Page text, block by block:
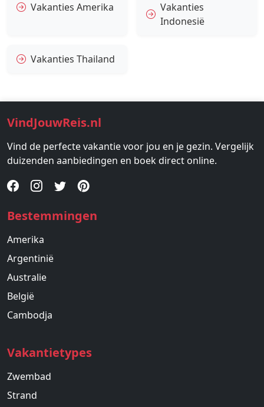
Vakanties Amerika
Vakanties
Indonesië
Vakanties Thailand
VindJouwReis.nl
Vind de perfecte vakantie voor jou en je gezin. Vergelijk
duizenden aanbiedingen en boek direct online.
Bestemmingen
Amerika
Argentinië
Australie
België
Cambodja
Vakantietypes
Zwembad
Strand